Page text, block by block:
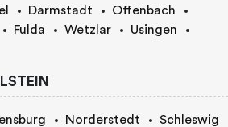
Darmstadt
Offenbach
Fulda Wetzlar
Usingen
Norderstedt
Schleswig